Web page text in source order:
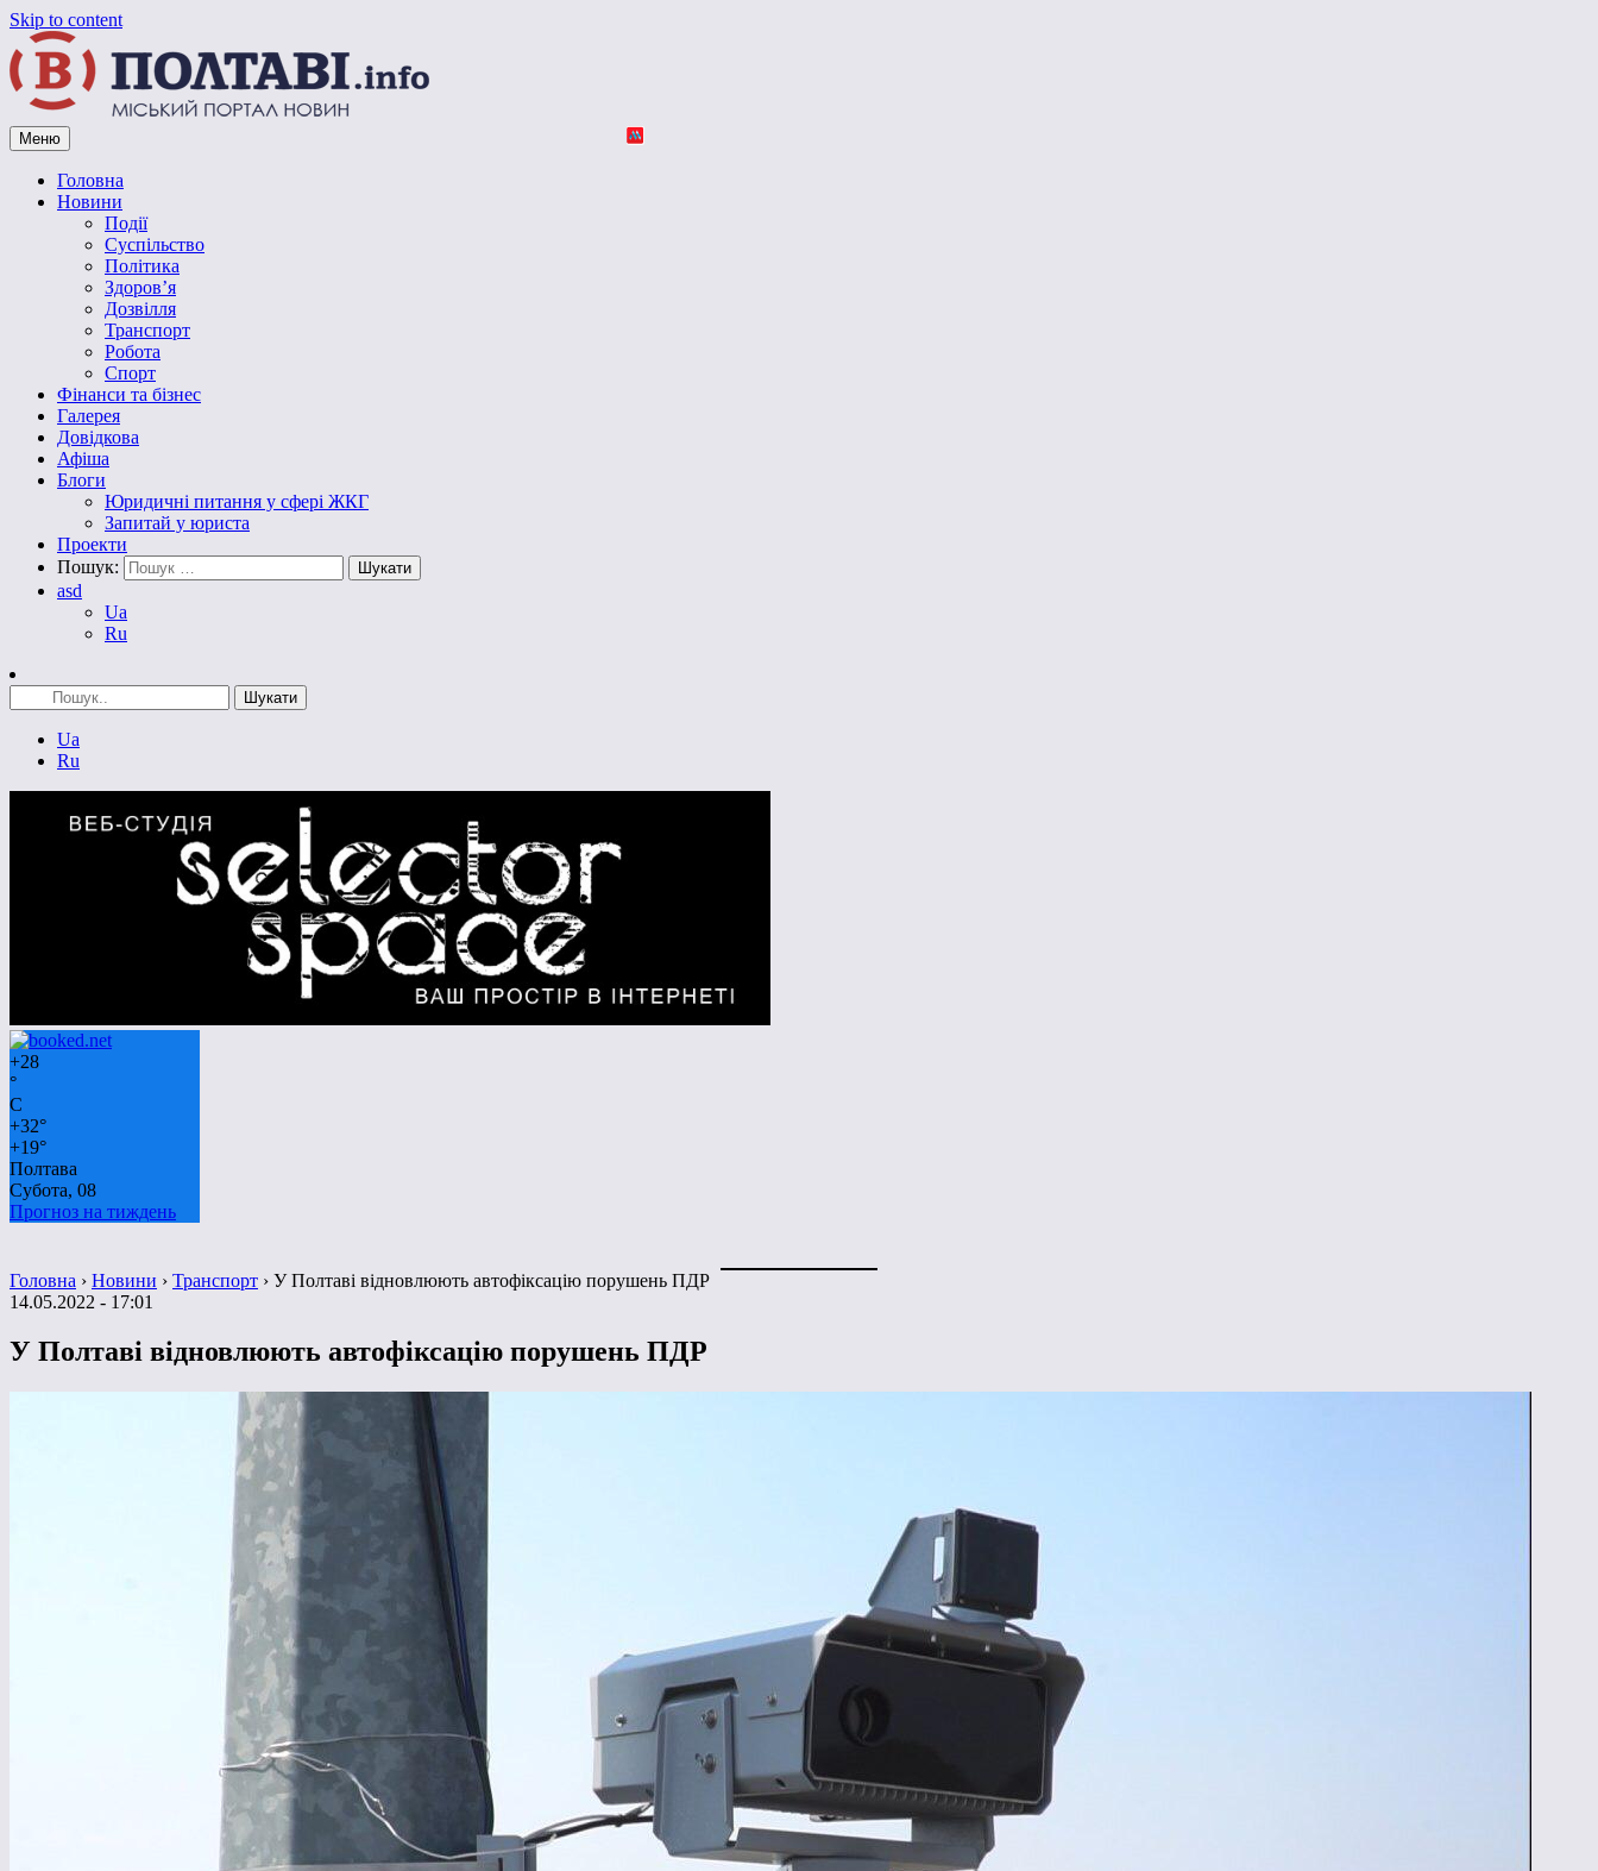
Skip to content
Vpoltave.info
Полтавський портал новин
Меню
Головна
Новини
Події
Суспільство
Політика
Здоров’я
Дозвілля
Транспорт
Робота
Спорт
Фінанси та бізнес
Галерея
Довідкова
Афіша
Блоги
Юридичні питання у сфері ЖКГ
Запитай у юриста
Проекти
Пошук:
asd
Ua
Ru
Ua
Ru
+28
°
C
+32°
+19°
Полтава
Субота, 08
Прогноз на тиждень
Головна › Новини › Транспорт › У Полтаві відновлюють автофіксацію порушень ПДР
14.05.2022 - 17:01
У Полтаві відновлюють автофіксацію порушень ПДР